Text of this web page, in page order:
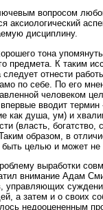
вопросом
аксиологический
дисциплину.
тона
предмета. К таким
отнести
по себе. По его
человеком
вводит
как душа, ум) и
(власть,
образом, в
целью и может не
выработки
внимание Адам
управляющих
а затем и о своих
недооцененным